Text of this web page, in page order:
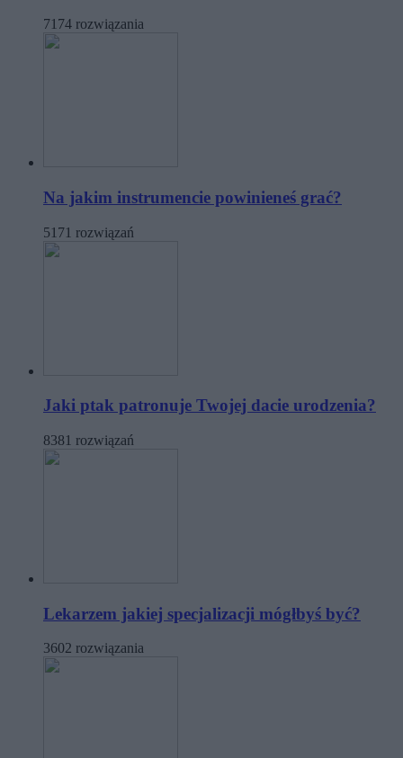
7174 rozwiązania
Na jakim instrumencie powinieneś grać?
5171 rozwiązań
Jaki ptak patronuje Twojej dacie urodzenia?
8381 rozwiązań
Lekarzem jakiej specjalizacji mógłbyś być?
3602 rozwiązania